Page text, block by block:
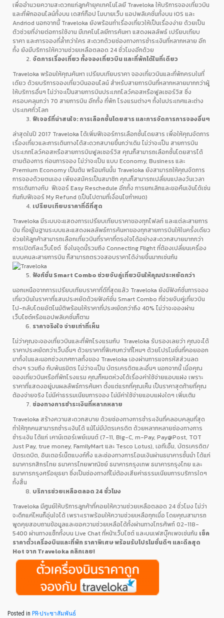
เพื่ออำนวยความสะดวกแก่ลูกค้ายุคเทคโนโลยี Traveloka ให้บริการจองเที่ยวบิน
และที่พักออนไลน์ทั้งบน เดสก์ท็อป โมบายเว็บ แอปพลิเคชั่นทั้งบน iOS และ
Andriod นอกจากนี้ Traveloka ยังพร้อมทำเรื่องเที่ยวให้เป็นเรื่องง่าย ด้วยเป็น
ตัวช่วยที่ง่ายต่อการใช้งาน มีเทคโนโลยีการค้นหา แสดงผลลัพธ์ เปรียบเทียบ
ราคา และการจองที่ล้ำกว่าใคร สะดวกด้วยช่องทางการชำระเงินที่หลากหลาย อีก
ทั้ง ยังมีบริการให้ความช่วยเหลือตลอด 24 ชั่วโมงอีกด้วย
จัดการเรื่องเที่ยว ทั้งจองเที่ยวบิน และที่พักได้ในที่เดียว
Traveloka พร้อมให้คุณค้นหา เปรียบเทียบราคา จองเที่ยวบินและที่พักครบในที่
เดียว ด้วยบริการจองเที่ยวบินออนไลน์ สำหรับสายการบินที่หลากหลายมากกว่าผู้
ให้บริการอื่นๆ ไม่ว่าจะเป็นสายการบินประเภทโลว์คอสหรือฟูลเซอร์วิส ซึ่ง
ครอบคลุมกว่า 70 สายการบิน อีกทั้ง ที่พัก โรงแรมต่างๆ ทั้งในประเทศและต่าง
ประเทศทั่วโลก
ฟีเจอร์ที่น่าสนใจ: การเลือกชั้นโดยสาร และการจัดการการจองอื่นๆ
ล่าสุดในปี 2017 Traveloka ได้เพิ่มฟีเจอร์การเลือกชั้นโดยสาร เพื่อให้คุณจัดการ
เรื่องเที่ยวและการเดินทางได้สะดวกสบายขึ้นกว่าเดิม ไม่ว่าจะเป็น สายการบิน
ประเภทโลว์คอสหรือสายการบินฟูลเซอร์วิส คุณก็สามารถเลือกชั้นโดยสารได้
ตามต้องการ ก่อนการจอง ไม่ว่าจะเป็น แบบ Economy, Business และ
Premium Economy เป็นต้น พร้อมกันนั้น Traveloka ยังสามารถให้คุณจัดการ
การจองด้วยตนเอง เพียงสมัครเป็นสมาชิก คุณก็สามารถเปลี่ยนแปลงวันเวลา
การเดินทางกับ ฟีเจอร์ Easy Reschedule อีกทั้ง การยกเลิกและขอคืนเงินได้เช่น
กันกับฟีเจอร์ My Refund (เป็นไปตามที่เงื่อนไขกำหนด)
เปรียบเทียบราคาที่ดีที่สุด
Traveloka มีระบบจะแสดงการเปรียบเทียบราคาของทุกไฟลท์ และแต่ละสายการ
บิน ที่อยู่ในฐานระบบและแสดงผลลัพธ์การค้นหาของทุกสายการบินให้ในครั้งเดียว
ช่วยให้ลูกค้าสามารถเลือกเที่ยวบินที่ราคาที่ตรงใจได้อย่างสะดวกสบายมากกว่า
การเปิดทีละเว็บไซต์ ซึ่งในจุดนี้รวมถึง Connecting Flight ที่ต้องเปลี่ยนเครื่อง
แบบคนละสายการบิน ก็สามารถตรวจสอบราคาได้ง่ายขึ้นมากเช่นกัน
ฟังก์ชั่น Smart Combo ช่วยจับคู่เที่ยวบินให้คุณประหยัดกว่า
นอกเหนือจากการเปรียบเทียบราคาที่ดีที่สุดแล้ว Traveloka ยังมีฟังก์ชั่นการจอง
เที่ยวบินในราคาที่แสนประหยัดด้วยฟังก์ชั่น Smart Combo ที่ช่วยจับคู่เที่ยวบิน
ไป-กลับโดยอัตโนมัติพร้อมให้ราคาที่ประหยัดกว่าถึง 40% ไม่ว่าจะจองผ่าน
เว็บไซต์หรือแอปพลิเคชั่นก็ตาม
ราคาจริงใจ จ่ายเท่าที่เห็น
ไม่ว่าคุณจะจองเที่ยวบินและที่พักโรงแรมกับ Traveloka รับรองเลยว่า คุณจะได้
ราคาประหยัดกว่าเว็บอื่นๆ ด้วยราคาที่พิเศษกว่าที่ไหนๆ ด้วยโปรโมชั่นที่คอยออก
มาทั้งในและนอกช่วงเทศกาลทั้งของ Traveloka เองผ่านการแจกรหัสส่วนลด
ต่างๆ รวมถึง กับพันธมิตร ไม่ว่าจะเป็น บัตรเครดิตและอื่นๆ นอกจากนี้ เมื่อคุณ
จองเที่ยวบินหรือที่พักโรงแรม คุณก็หมดห่วงได้เรื่องค่าใช้จ่ายแอบแฝง เพราะ
ราคาที่แสดงอยู่บนผลลัพธ์การค้นหา ตั้งแต่แรกที่คุณเห็น เป็นราคาสุดท้ายที่คุณ
ต้องจ่ายจริง ไม่มีค่าธรรมเนียมการจอง ไม่มีค่าใช้จ่ายแอบแฝงใดๆ เพิ่มเติม
ช่องทางการชำระเงินที่หลากหลาย
Traveloka สร้างความสะดวกสบาย ด้วยช่องทางการชำระเงินที่คลอบคลุมที่สุด
ทำให้ทุกคนสามารถชำระเงินได้ แม้ไม่มีบัตรเครดิต ด้วยหลากหลายช่องทางการ
ชำระเงิน ได้แก่ เคาน์เตอร์เพย์เมนต์ (7-11, Big-C, m-Pay, Pay@Post, TOT
Just Pay, true money, FamilyMart และ Tesco Lotus), เอทีเอ็ม, บัตรเครดิต/
บัตรเดบิต, อินเตอร์เน็ตแบงก์กิ้ง และช่องทางการโอนเงินผ่านธนาคารชั้นนำ ได้แก่
ธนาคารกสิกรไทย ธนาคารไทยพาณิชย์ ธนาคารกรุงเทพ ธนาคารกรุงไทย และ
ธนาคารกรุงศรีอยุธยา ซึ่งเป็นช่องทางที่ไม่ต้องเสียค่าธรรมเนียมการบริการใดๆ
ทั้งสิ้น
บริการช่วยเหลือตลอด 24 ชั่วโมง
Traveloka มีศูนย์ให้บริการลูกค้าที่คอยให้ความช่วยเหลือตลอด 24 ชั่วโมง ไม่ว่า
จะดึกแค่ไหนก็อุ่นใจได้ เพราะเราพร้อมให้ความช่วยเหลือทุกเมื่อ โดยคุณสามารถ
พูดคุยสอบถามข้อมูลและขอความช่วยเหลือได้ทั้งผ่านทางโทรศัพท์ 02-118-
5400 ผ่านทางแช็ททั้งบน Live Chat ที่หน้าเว็บไซต์ และบนเฟสบุ๊คเพจเช่นกัน เช็ค
ราคาตั๋วเครื่องบินและที่พัก ราคาพิเศษ พร้อมรับโปรโมชั่นดีๆ และดีลสุด
Hot จาก Traveloka คลิกเลย!
Posted in PR-ประชาสัมพันธ์